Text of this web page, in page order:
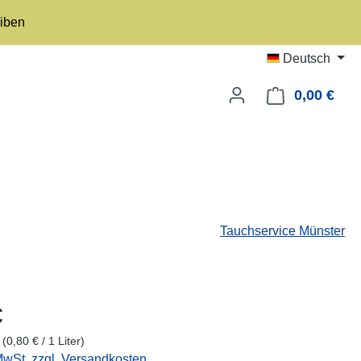
Deutsch
0,00 €
Tauchservice Münster
(0,80 € / 1 Liter)